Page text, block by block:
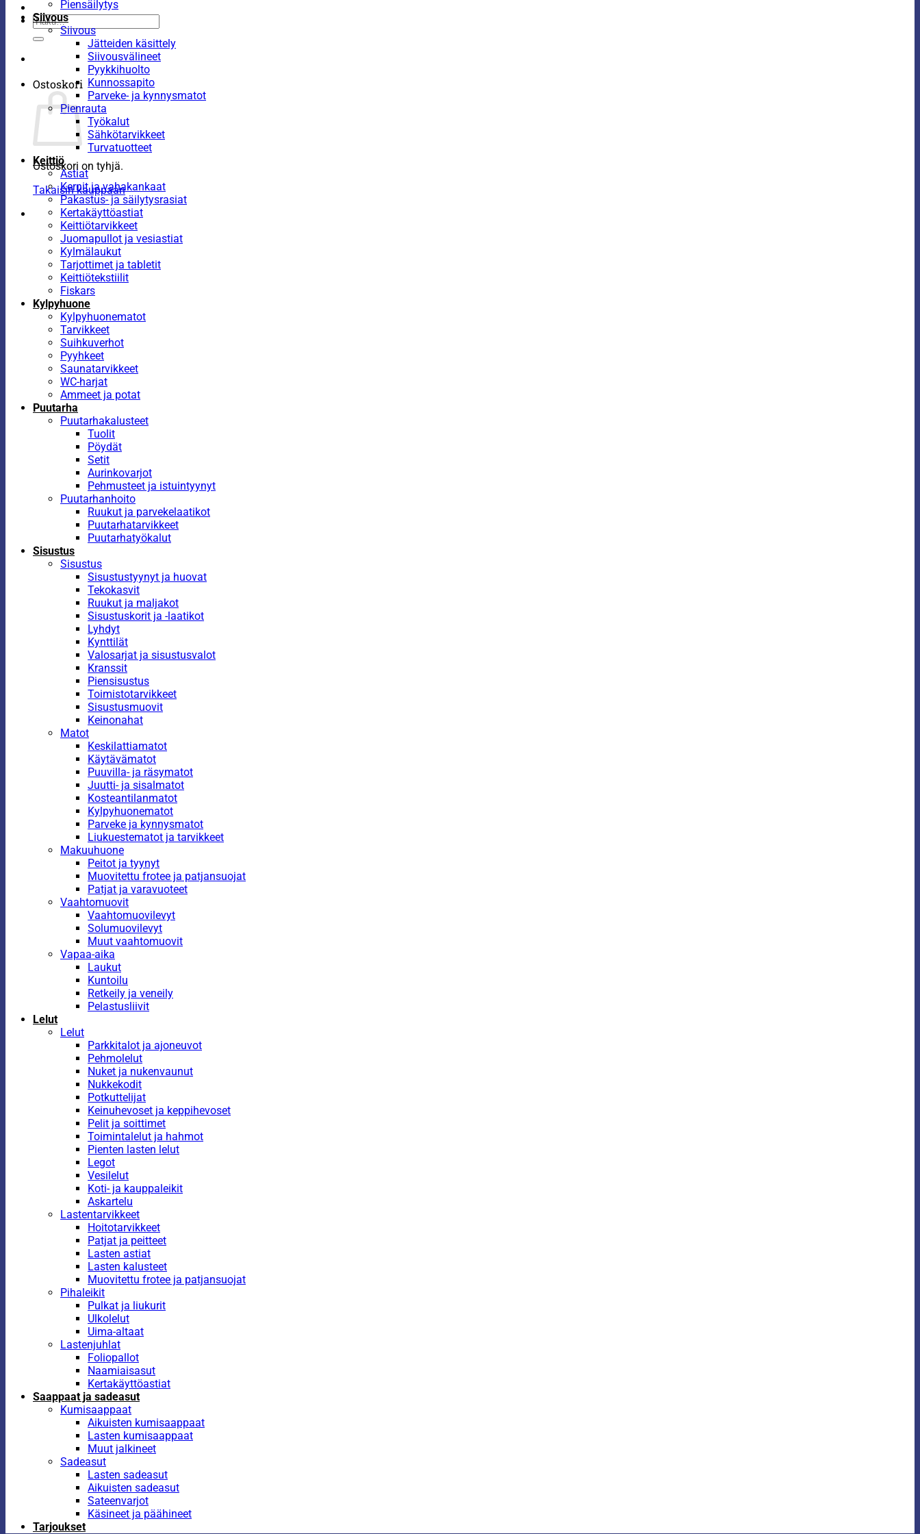
Etsi:
Ostoskori
Ostoskori on tyhjä.
Takaisin kauppaan
Piensäilytys
Siivous
Siivous
Jätteiden käsittely
Siivousvälineet
Pyykkihuolto
Kunnossapito
Parveke- ja kynnysmatot
Pienrauta
Työkalut
Sähkötarvikkeet
Turvatuotteet
Keittiö
Astiat
Kernit ja vahakankaat
Pakastus- ja säilytysrasiat
Kertakäyttöastiat
Keittiötarvikkeet
Juomapullot ja vesiastiat
Kylmälaukut
Tarjottimet ja tabletit
Keittiötekstiilit
Fiskars
Kylpyhuone
Kylpyhuonematot
Tarvikkeet
Suihkuverhot
Pyyhkeet
Saunatarvikkeet
WC-harjat
Ammeet ja potat
Puutarha
Puutarhakalusteet
Tuolit
Pöydät
Setit
Aurinkovarjot
Pehmusteet ja istuintyynyt
Puutarhanhoito
Ruukut ja parvekelaatikot
Puutarhatarvikkeet
Puutarhatyökalut
Sisustus
Sisustus
Sisustustyynyt ja huovat
Tekokasvit
Ruukut ja maljakot
Sisustuskorit ja -laatikot
Lyhdyt
Kynttilät
Valosarjat ja sisustusvalot
Kranssit
Piensisustus
Toimistotarvikkeet
Sisustusmuovit
Keinonahat
Matot
Keskilattiamatot
Käytävämatot
Puuvilla- ja räsymatot
Juutti- ja sisalmatot
Kosteantilanmatot
Kylpyhuonematot
Parveke ja kynnysmatot
Liukuestematot ja tarvikkeet
Makuuhuone
Peitot ja tyynyt
Muovitettu frotee ja patjansuojat
Patjat ja varavuoteet
Vaahtomuovit
Vaahtomuovilevyt
Solumuovilevyt
Muut vaahtomuovit
Vapaa-aika
Laukut
Kuntoilu
Retkeily ja veneily
Pelastusliivit
Lelut
Lelut
Parkkitalot ja ajoneuvot
Pehmolelut
Nuket ja nukenvaunut
Nukkekodit
Potkuttelijat
Keinuhevoset ja keppihevoset
Pelit ja soittimet
Toimintalelut ja hahmot
Pienten lasten lelut
Legot
Vesilelut
Koti- ja kauppaleikit
Askartelu
Lastentarvikkeet
Hoitotarvikkeet
Patjat ja peitteet
Lasten astiat
Lasten kalusteet
Muovitettu frotee ja patjansuojat
Pihaleikit
Pulkat ja liukurit
Ulkolelut
Uima-altaat
Lastenjuhlat
Foliopallot
Naamiaisasut
Kertakäyttöastiat
Saappaat ja sadeasut
Kumisaappaat
Aikuisten kumisaappaat
Lasten kumisaappaat
Muut jalkineet
Sadeasut
Lasten sadeasut
Aikuisten sadeasut
Sateenvarjot
Käsineet ja päähineet
Tarjoukset